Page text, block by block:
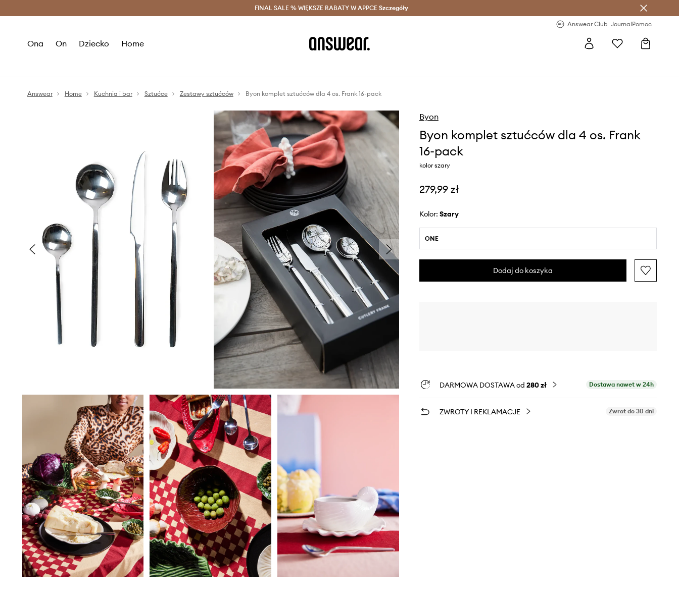
Oszczędzaj z Answear Club > Dostawa nawet w 24h >
FINAL SALE % WIĘKSZE RABATY W APPCE Szczegóły
Answear Club JournalPomoc
Ona On Dziecko Home
Answear Home Kuchnia i bar Sztućce Zestawy sztućców Byon komplet sztućców dla 4 os. Frank 16-pack
Byon
Byon komplet sztućców dla 4 os. Frank
16-pack
kolor szary
279,99 zł
Kolor: szary
ONE
Dodaj do koszyka
DARMOWA DOSTAWA od 280 zł Dostawa nawet w 24h
ZWROTY I REKLAMACJE Zwrot do 30 dni